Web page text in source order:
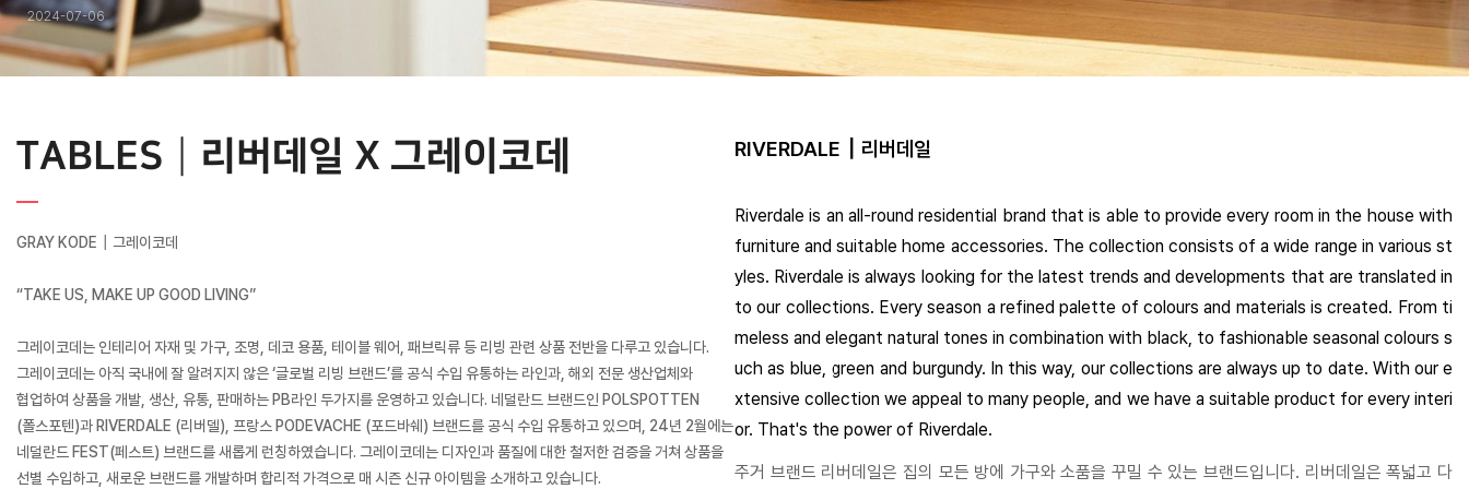
2024-07-06
TABLES┃리버데일 X 그레이코데
GRAY KODE┃그레이코데
“TAKE US, MAKE UP GOOD LIVING”
그레이코데는 인테리어 자재 및 가구, 조명, 데코 용품, 테이블 웨어, 패브릭류 등 리빙 관련 상품 전반을 다루고 있습니다.
그레이코데는 아직 국내에 잘 알려지지 않은 ‘글로벌 리빙 브랜드’를 공식 수입 유통하는 라인과, 해외 전문 생산업체와
협업하여 상품을 개발, 생산, 유통, 판매하는 PB라인 두가지를 운영하고 있습니다. 네덜란드 브랜드인 POLSPOTTEN
(폴스포텐)과 RIVERDALE (리버델), 프랑스 PODEVACHE (포드바쉐) 브랜드를 공식 수입 유통하고 있으며, 24년 2월에는
네덜란드 FEST(페스트) 브랜드를 새롭게 런칭하였습니다. 그레이코데는 디자인과 품질에 대한 철저한 검증을 거쳐 상품을
선별 수입하고, 새로운 브랜드를 개발하며 합리적 가격으로 매 시즌 신규 아이템을 소개하고 있습니다.
RIVERDALE ┃리버데일
Riverdale is an all-round residential brand that is able to provide every room in the house with
furniture and suitable home accessories. The collection consists of a wide range in various st
yles. Riverdale is always looking for the latest trends and developments that are translated in
to our collections. Every season a refined palette of colours and materials is created. From ti
meless and elegant natural tones in combination with black, to fashionable seasonal colours s
uch as blue, green and burgundy. In this way, our collections are always up to date. With our e
xtensive collection we appeal to many people, and we have a suitable product for every interi
or. That's the power of Riverdale.
주거 브랜드 리버데일은 집의 모든 방에 가구와 소품을 꾸밀 수 있는 브랜드입니다. 리버데일은 폭넓고 다